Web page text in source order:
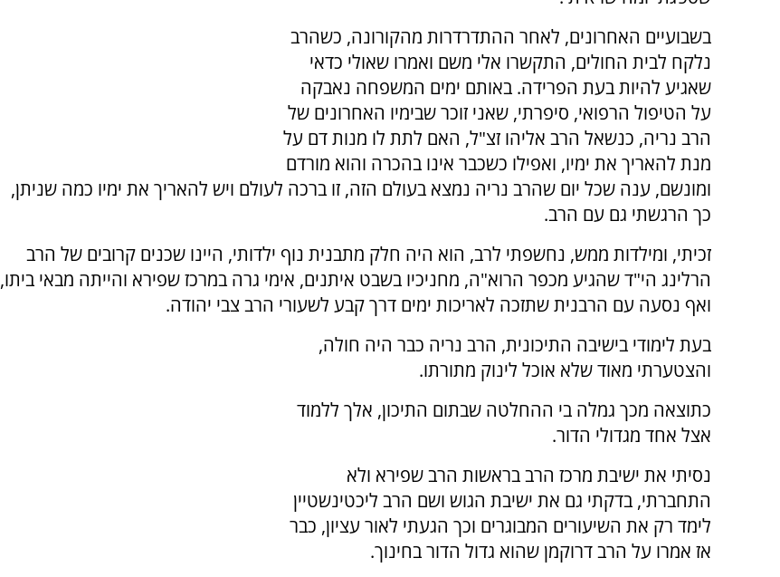
בשבועיים האחרונים, לאחר ההתדרדרות מהקורונה, כשהרב
נלקח לבית החולים, התקשרו אלי משם ואמרו שאולי כדאי
שאגיע להיות בעת הפרידה. באותם ימים המשפחה נאבקה
על הטיפול הרפואי, סיפרתי, שאני זוכר שבימיו האחרונים של
הרב נריה, כנשאל הרב אליהו זצ"ל, האם לתת לו מנות דם על
מנת להאריך את ימיו, ואפילו כשכבר אינו בהכרה והוא מורדם
ומונשם, ענה שכל יום שהרב נריה נמצא בעולם הזה, זו ברכה לעולם ויש להאריך את ימיו כמה שניתן,
כך הרגשתי גם עם הרב.
זכיתי, ומילדות ממש, נחשפתי לרב, הוא היה חלק מתבנית נוף ילדותי, היינו שכנים קרובים של הרב
הרלינג הי"ד שהגיע מכפר הרוא"ה, מחניכיו בשבט איתנים, אימי גרה במרכז שפירא והייתה מבאי ביתו,
ואף נסעה עם הרבנית שתזכה לאריכות ימים דרך קבע לשעורי הרב צבי יהודה.
בעת לימודי בישיבה התיכונית, הרב נריה כבר היה חולה,
והצטערתי מאוד שלא אוכל לינוק מתורתו.
כתוצאה מכך גמלה בי ההחלטה שבתום התיכון, אלך ללמוד
אצל אחד מגדולי הדור.
נסיתי את ישיבת מרכז הרב בראשות הרב שפירא ולא
התחברתי, בדקתי גם את ישיבת הגוש ושם הרב ליכטינשטיין
לימד רק את השיעורים המבוגרים וכך הגעתי לאור עציון, כבר
אז אמרו על הרב דרוקמן שהוא גדול הדור בחינוך.